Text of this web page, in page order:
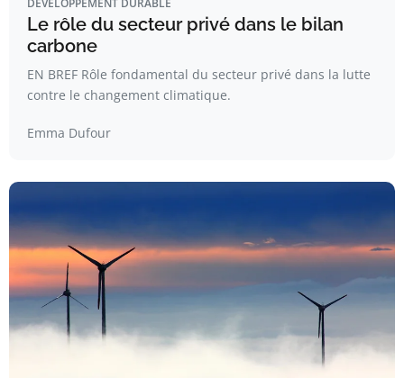
DÉVELOPPEMENT DURABLE
Le rôle du secteur privé dans le bilan
carbone
EN BREF Rôle fondamental du secteur privé dans la lutte
contre le changement climatique.
Emma Dufour